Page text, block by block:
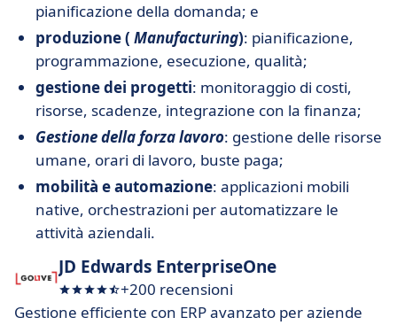
pianificazione della domanda; e
produzione ( Manufacturing): pianificazione,
programmazione, esecuzione, qualità;
gestione dei progetti: monitoraggio di costi,
risorse, scadenze, integrazione con la finanza;
Gestione della forza lavoro: gestione delle risorse
umane, orari di lavoro, buste paga;
mobilità e automazione: applicazioni mobili
native, orchestrazioni per automatizzare le
attività aziendali.
JD Edwards EnterpriseOne
+200 recensioni
Gestione efficiente con ERP avanzato per aziende